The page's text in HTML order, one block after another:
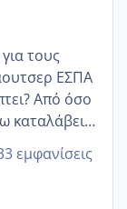
τους
ΕΣΠΑ
Από όσο
καταλάβει
τα
ιδιωτικού
εμφανίσεις